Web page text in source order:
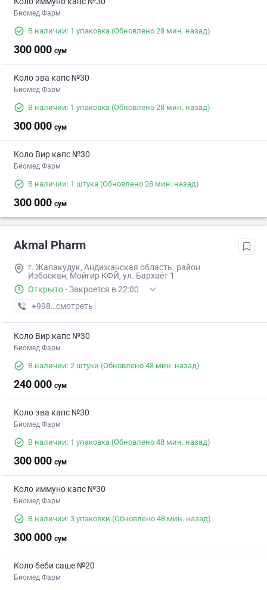
Биомед Фарм
В наличии: 1 упаковка (Обновлено 28 мин. назад)
300 000 сум
Коло эва капс №30
Биомед Фарм
В наличии: 1 упаковка (Обновлено 28 мин. назад)
300 000 сум
Коло Вир капс №30
Биомед Фарм
В наличии: 1 штука (Обновлено 28 мин. назад)
300 000 сум
Akmal Pharm
г. Жалакудук, Андижанская область. район
Избоскан, Мойгир КФЙ, ул. Бархаёт 1
Открыто · Закроется в 22:00
+998 (90) XXX-XX-XX
смотреть
Коло Вир капс №30
Биомед Фарм
В наличии: 2 штуки (Обновлено 48 мин. назад)
240 000 сум
Коло эва капс №30
Биомед Фарм
В наличии: 1 упаковка (Обновлено 48 мин. назад)
300 000 сум
Коло иммуно капс №30
Биомед Фарм
В наличии: 3 упаковки (Обновлено 48 мин. назад)
300 000 сум
Коло беби саше №20
Биомед Фарм